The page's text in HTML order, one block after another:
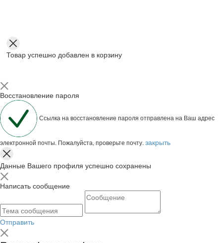
Товар успешно добавлен в корзину
Восстановление пароля
Ссылка на восстановление пароля отправлена на Ваш адрес
электронной почты. Пожалуйста, проверьте почту. закрыть
Данные Вашего профиля успешно сохранены
Написать сообщение
Отправить